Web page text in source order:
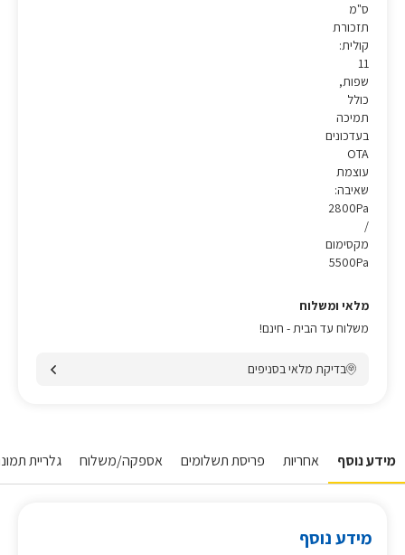
ס"מ
תזכורת
קולית:
11
שפות,
כולל
תמיכה
בעדכונים
OTA
עוצמת
שאיבה:
2800Pa
מקסימום
5500Pa
מלאי ומשלוח
משלוח עד הבית - חינם!
בדיקת מלאי בסניפים
מידע נוסף אחריות פריסת תשלומים אספקה/משלוח גלריית
מידע נוסף